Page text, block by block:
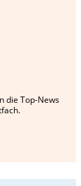
die Top-News